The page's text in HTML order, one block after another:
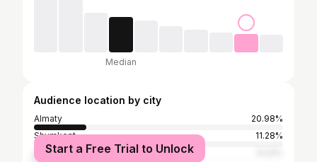
Median
Audience location by city
Almaty
20.98%
Shymkent
11.28%
Astana
Start a Free Trial to Unlock